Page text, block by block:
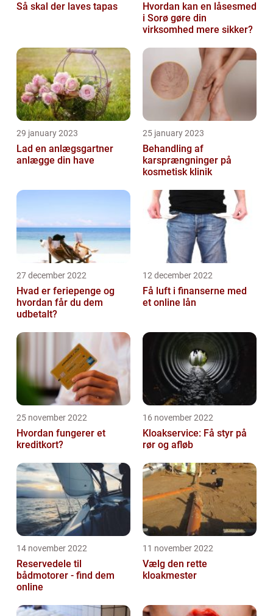
Så skal der laves tapas
Hvordan kan en låsesmed
i Sorø gøre din
virksomhed mere sikker?
29 january 2023
Lad en anlægsgartner
anlægge din have
25 january 2023
Behandling af
karsprængninger på
kosmetisk klinik
27 december 2022
Hvad er feriepenge og
hvordan får du dem
udbetalt?
12 december 2022
Få luft i finanserne med
et online lån
25 november 2022
Hvordan fungerer et
kreditkort?
16 november 2022
Kloakservice: Få styr på
rør og afløb
14 november 2022
Reservedele til
bådmotorer - find dem
online
11 november 2022
Vælg den rette
kloakmester